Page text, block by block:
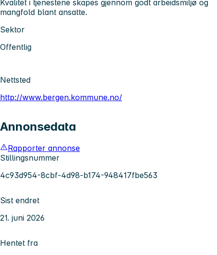
Kvalitet i tjenestene skapes gjennom godt arbeidsmiljø og
mangfold blant ansatte.
Sektor
Offentlig
Nettsted
http://www.bergen.kommune.no/
Annonsedata
Rapporter annonse
Stillingsnummer
4c93d954-8cbf-4d98-b174-948417fbe563
Sist endret
21. juni 2026
Hentet fra